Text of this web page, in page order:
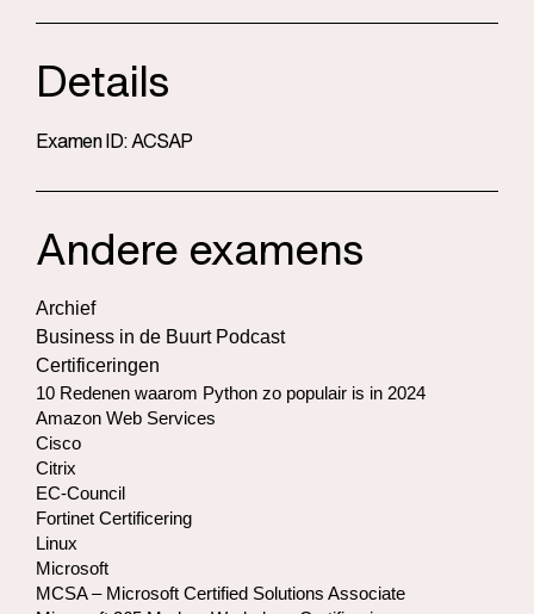
Details
Examen ID: ACSAP
Andere examens
Archief
Business in de Buurt Podcast
Certificeringen
10 Redenen waarom Python zo populair is in 2024
Amazon Web Services
Cisco
Citrix
EC-Council
Fortinet Certificering
Linux
Microsoft
MCSA – Microsoft Certified Solutions Associate